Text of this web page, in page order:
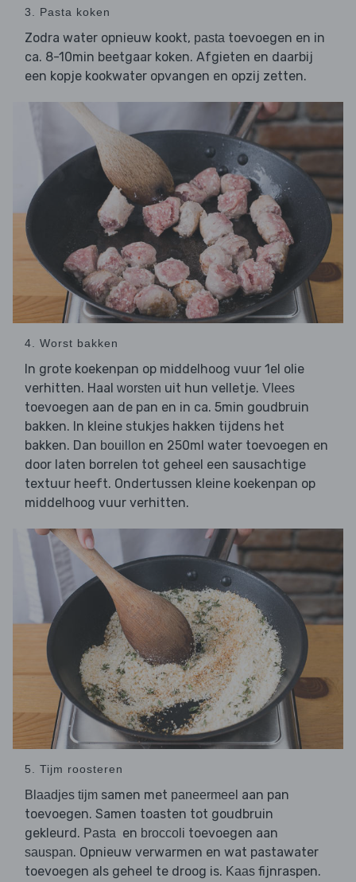
3. Pasta koken
Zodra water opnieuw kookt, pasta toevoegen en in
ca. 8-10min beetgaar koken. Afgieten en daarbij
een kopje kookwater opvangen en opzij zetten.
4. Worst bakken
In grote koekenpan op middelhoog vuur 1el olie
verhitten. Haal worsten uit hun velletje. Vlees
toevoegen aan de pan en in ca. 5min goudbruin
bakken. In kleine stukjes hakken tijdens het
bakken. Dan bouillon en 250ml water toevoegen en
door laten borrelen tot geheel een sausachtige
textuur heeft. Ondertussen kleine koekenpan op
middelhoog vuur verhitten.
5. Tijm roosteren
Blaadjes tijm samen met paneermeel aan pan
toevoegen. Samen toasten tot goudbruin
gekleurd. Pasta en broccoli toevoegen aan
sauspan. Opnieuw verwarmen en wat pastawater
toevoegen als geheel te droog is. Kaas fijnraspen.